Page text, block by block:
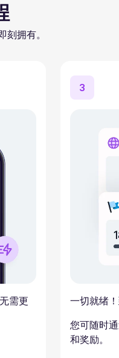
拥有。
需更
3
一切就绪
您可随时
和奖励。